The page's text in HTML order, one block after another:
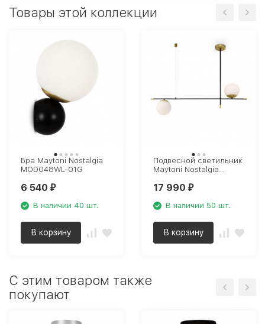
Товары этой коллекции
Бра Maytoni Nostalgia
MOD048WL-01G
6 540 ₽
В наличии 40 шт.
В корзину
Подвесной светильник
Maytoni Nostalgia
17 990 ₽
В наличии 50 шт.
В корзину
C этим товаром также
покупают